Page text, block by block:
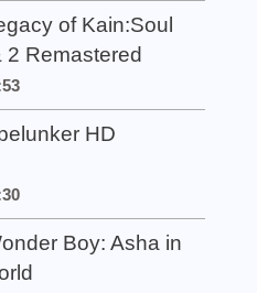
of Kain:Soul
2 Remastered
HD
Boy: Asha in